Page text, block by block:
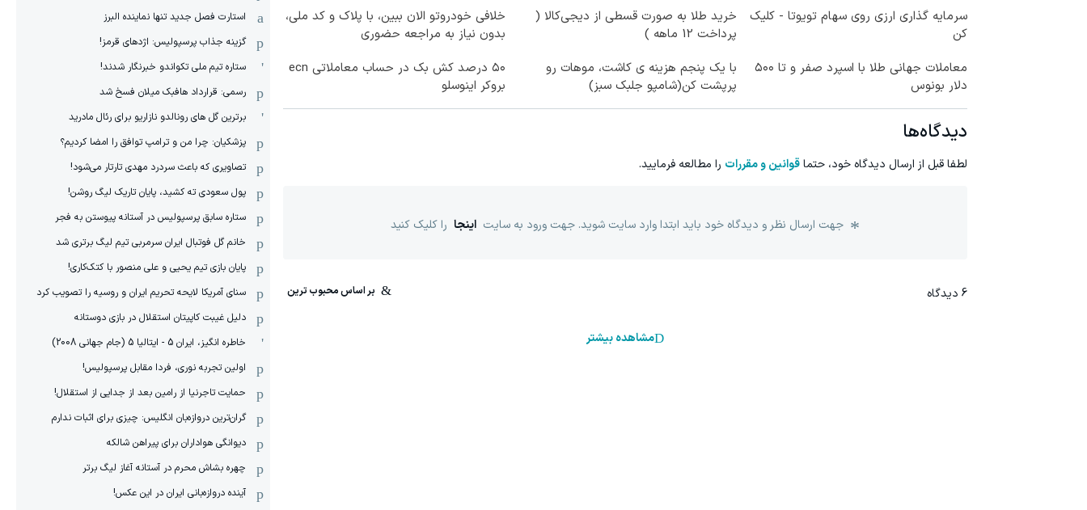
سرمایه گذاری ارزی روی سهام تویوتا - کلیک
کن
خرید طلا به صورت قسطی از دیجی‌کالا (
پرداخت 12 ماهه )
خلافی خودروتو الان ببین، با پلاک و کد ملی،
بدون نیاز به مراجعه حضوری
معاملات جهانی طلا با اسپرد صفر و تا ۵۰۰
دلار بونوس
با یک پنجم هزینه ی کاشت، موهات رو
پرپشت کن(شامپو جلبک سبز)
۵۰ درصد کش بک در حساب معاملاتی ecn
بروکر اینوسلو
دیدگاه‌ها
لطفا قبل از ارسال دیدگاه خود، حتماقوانین و مقررات را مطالعه فرمایید.
جهت ارسال نظر و دیدگاه خود باید ابتدا وارد سایت شوید. جهت ورود به سایت اینجا را کلیک کنید
6 دیدگاه
مشاهده بیشتر
استارت فصل جدید تنها نماینده البرز
گزینه جذاب پرسپولیس: اژدهای قرمز!
ستاره تیم ملی تکواندو خبرنگار شدند!
رسمی: قرارداد هافبک میلان فسخ شد
برترین گل های رونالدو نازاریو برای رئال مادرید
پزشکیان: چرا من و ترامپ توافق را امضا کردیم؟
تصاویری که باعث سردرد مهدی تارتار می‌شود!
پول سعودی ته کشید، پایان تاریک لیگ روشن!
ستاره سابق پرسپولیس در آستانه پیوستن به فجر
خانم گل فوتبال ایران سرمربی تیم لیگ برتری شد
پایان بازی تیم یحیی و علی منصور با کتک‌کاری!
سنای آمریکا لایحه تحریم ایران و روسیه را تصویب کرد
دلیل غیبت کاپیتان استقلال در بازی دوستانه
خاطره انگیز، ایران 5 - ایتالیا 5 (جام جهانی 2008)
اولین تجربه نوری، فردا مقابل پرسپولیس!
حمایت تاجرنیا از رامین بعد از جدایی از استقلال!
گران‌ترین دروازه‌بان انگلیس: چیزی برای اثبات ندارم
دیوانگی هواداران برای پیراهن شالکه
چهره بشاش محرم در آستانه آغاز لیگ برتر
آینده دروازه‌بانی ایران در این عکس!